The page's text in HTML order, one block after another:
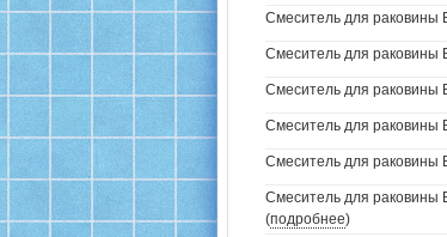
Смеситель для раковины
Смеситель для раковины
Смеситель для раковины
Смеситель для раковины
Смеситель для раковины
Смеситель для раковины
(подробнее)